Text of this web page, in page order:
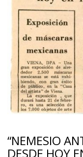
“NEMESIO
DESDE HOY